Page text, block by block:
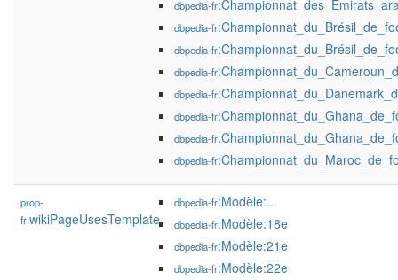
dbpedia-fr
dbpedia-fr
dbpedia-fr
dbpedia-fr
dbpedia-fr
dbpedia-fr
dbpedia-fr
dbpedia-fr
prop-
fr:wikiPageUsesTemplate
dbpedia-fr:Modèle:...
dbpedia-fr:Modèle:18e
dbpedia-fr:Modèle:21e
dbpedia-fr:Modèle:22e